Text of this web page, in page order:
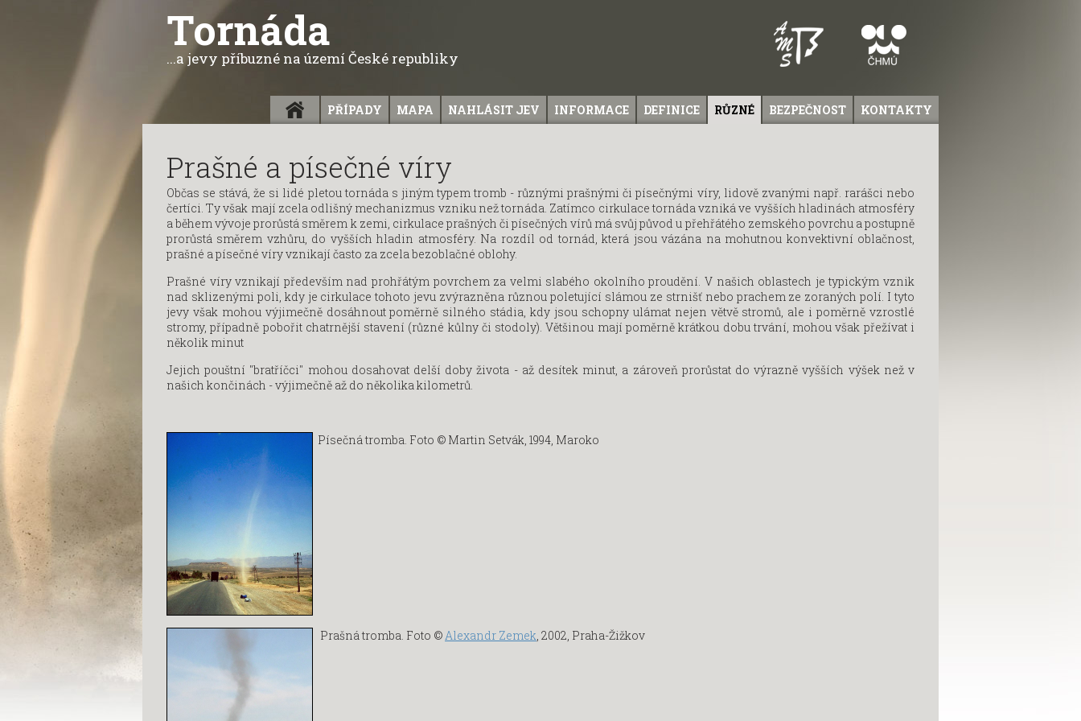
Tornáda
...a jevy příbuzné na území České republiky
ÚVOD PŘÍPADY MAPA NAHLÁSIT JEV INFORMACE DEFINICE RŮZNÉ BEZPEČNOST KONTAKTY
Prašné a písečné víry
Občas se stává, že si lidé pletou tornáda s jiným typem tromb - různými prašnými či písečnými víry, lidově zvanými např. rarášci nebo
čertíci. Ty však mají zcela odlišný mechanizmus vzniku než tornáda. Zatímco cirkulace tornáda vzniká ve vyšších hladinách atmosféry
a během vývoje prorůstá směrem k zemi, cirkulace prašných či písečných vírů má svůj původ u přehřátého zemského povrchu a postupně
prorůstá směrem vzhůru, do vyšších hladin atmosféry. Na rozdíl od tornád, která jsou vázána na mohutnou konvektivní oblačnost,
prašné a písečné víry vznikají často za zcela bezoblačné oblohy.
Prašné víry vznikají především nad prohřátým povrchem za velmi slabého okolního proudění. V našich oblastech je typickým vznik
nad sklizenými poli, kdy je cirkulace tohoto jevu zvýrazněna různou poletující slámou ze strnišť nebo prachem ze zoraných polí. I tyto
jevy však mohou výjimečně dosáhnout poměrně silného stádia, kdy jsou schopny ulámat nejen větvě stromů, ale i poměrně vzrostlé
stromy, případně pobořit chatrnější stavení (různé kůlny či stodoly). Většinou mají poměrně krátkou dobu trvání, mohou však přežívat i
několik minut
Jejich pouštní "bratříčci" mohou dosahovat delší doby života - až desítek minut, a zároveň prorůstat do výrazně vyšších výšek než v
našich končinách - výjimečně až do několika kilometrů.
Písečná tromba. Foto © Martin Setvák, 1994, Maroko
Prašná tromba. Foto ©Alexandr Zemek, 2002, Praha-Žižkov